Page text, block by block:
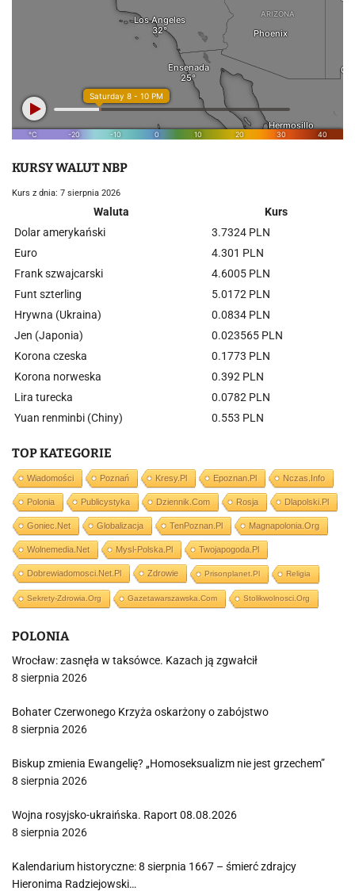
KURSY WALUT NBP
Kurs z dnia: 7 sierpnia 2026
Waluta
Kurs
Dolar amerykański
3.7324 PLN
Euro
4.301 PLN
Frank szwajcarski
4.6005 PLN
Funt szterling
5.0172 PLN
Hrywna (Ukraina)
0.0834 PLN
Jen (Japonia)
0.023565 PLN
Korona czeska
0.1773 PLN
Korona norweska
0.392 PLN
Lira turecka
0.0782 PLN
Yuan renminbi (Chiny)
0.553 PLN
TOP KATEGORIE
Wiadomości Poznań Kresy.pl Epoznan.pl Nczas.info
Polonia Publicystyka Dziennik.com Rosja Dlapolski.pl
Goniec.net Globalizacja TenPoznan.pl Magnapolonia.org
Wolnemedia.net Mysl-Polska.pl Twojapogoda.pl
Dobrewiadomosci.net.pl Zdrowie Prisonplanet.pl Religia
Sekrety-Zdrowia.org Gazetawarszawska.com Stolikwolnosci.org
POLONIA
Wrocław: zasnęła w taksówce. Kazach ją zgwałcił
8 sierpnia 2026
Bohater Czerwonego Krzyża oskarżony o zabójstwo
8 sierpnia 2026
Biskup zmienia Ewangelię? „Homoseksualizm nie jest grzechem”
8 sierpnia 2026
Wojna rosyjsko-ukraińska. Raport 08.08.2026
8 sierpnia 2026
Kalendarium historyczne: 8 sierpnia 1667 – śmierć zdrajcy
Hieronima Radziejowski…